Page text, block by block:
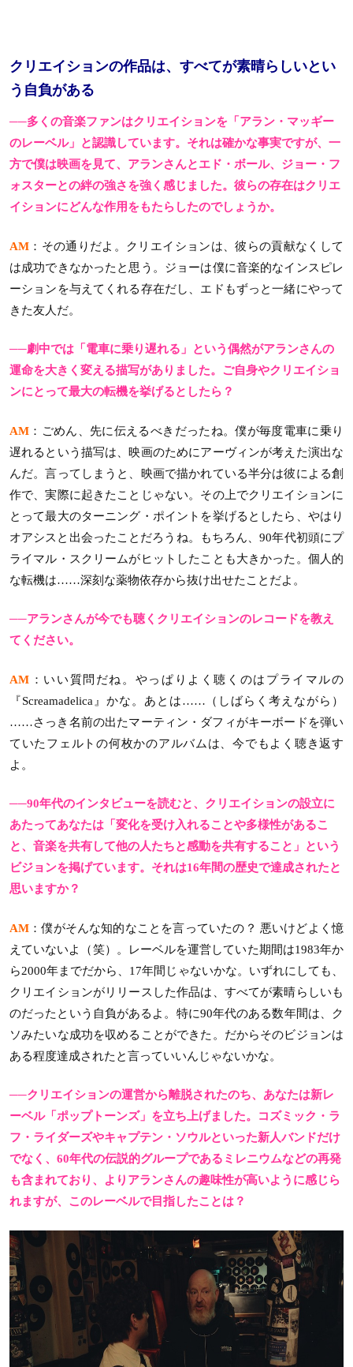
クリエイションの作品は、すべてが素晴らしいとい
う自負がある
──多くの音楽ファンはクリエイションを「アラン・マッギー
のレーベル」と認識しています。それは確かな事実ですが、一
方で僕は映画を見て、アランさんとエド・ボール、ジョー・フ
ォスターとの絆の強さを強く感じました。彼らの存在はクリエ
イションにどんな作用をもたらしたのでしょうか。
AM ：その通りだよ。クリエイションは、彼らの貢献なくして
は成功できなかったと思う。ジョーは僕に音楽的なインスピレ
ーションを与えてくれる存在だし、エドもずっと一緒にやって
きた友人だ。
──劇中では「電車に乗り遅れる」という偶然がアランさんの
運命を大きく変える描写がありました。ご自身やクリエイショ
ンにとって最大の転機を挙げるとしたら？
AM ：ごめん、先に伝えるべきだったね。僕が毎度電車に乗り
遅れるという描写は、映画のためにアーヴィンが考えた演出な
んだ。言ってしまうと、映画で描かれている半分は彼による創
作で、実際に起きたことじゃない。その上でクリエイションに
とって最大のターニング・ポイントを挙げるとしたら、やはり
オアシスと出会ったことだろうね。もちろん、90年代初頭にプ
ライマル・スクリームがヒットしたことも大きかった。個人的
な転機は……深刻な薬物依存から抜け出せたことだよ。
──アランさんが今でも聴くクリエイションのレコードを教え
てください。
AM ：いい質問だね。やっぱりよく聴くのはプライマルの
『Screamadelica』かな。あとは……（しばらく考えながら）
……さっき名前の出たマーティン・ダフィがキーボードを弾い
ていたフェルトの何枚かのアルバムは、今でもよく聴き返す
よ。
──90年代のインタビューを読むと、クリエイションの設立に
あたってあなたは「変化を受け入れることや多様性があるこ
と、音楽を共有して他の人たちと感動を共有すること」という
ビジョンを掲げています。それは16年間の歴史で達成されたと
思いますか？
AM ：僕がそんな知的なことを言っていたの？ 悪いけどよく憶
えていないよ（笑）。レーベルを運営していた期間は1983年か
ら2000年までだから、17年間じゃないかな。いずれにしても、
クリエイションがリリースした作品は、すべてが素晴らしいも
のだったという自負があるよ。特に90年代のある数年間は、ク
ソみたいな成功を収めることができた。だからそのビジョンは
ある程度達成されたと言っていいんじゃないかな。
──クリエイションの運営から離脱されたのち、あなたは新レ
ーベル「ポップトーンズ」を立ち上げました。コズミック・ラ
フ・ライダーズやキャプテン・ソウルといった新人バンドだけ
でなく、60年代の伝説的グループであるミレニウムなどの再発
も含まれており、よりアランさんの趣味性が高いように感じら
れますが、このレーベルで目指したことは？